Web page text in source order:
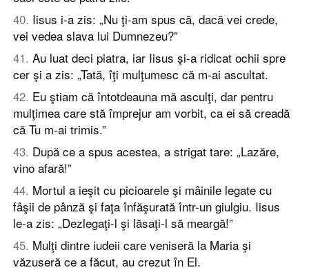
40. Iisus i-a zis: „Nu ţi-am spus că, dacă vei crede,
vei vedea slava lui Dumnezeu?”
41. Au luat deci piatra, iar Iisus şi-a ridicat ochii spre
cer şi a zis: „Tată, îţi mulţumesc că m-ai ascultat.
42. Eu ştiam că întotdeauna mă asculţi, dar pentru
mulţimea care stă împrejur am vorbit, ca ei să creadă
că Tu m-ai trimis.”
43. După ce a spus acestea, a strigat tare: „Lazăre,
vino afară!”
44. Mortul a ieşit cu picioarele şi mâinile legate cu
fâşii de pânză şi faţa înfăşurată într-un giulgiu. Iisus
le-a zis: „Dezlegaţi-l şi lăsaţi-l să meargă!”
45. Mulţi dintre iudeii care veniseră la Maria şi
văzuseră ce a făcut, au crezut în El.